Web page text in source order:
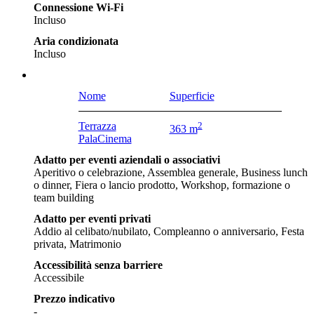
Connessione Wi-Fi
Incluso
Aria condizionata
Incluso
Nome Superficie
Terrazza
PalaCinema
363 m2
Adatto per eventi aziendali o associativi
Aperitivo o celebrazione, Assemblea generale, Business lunch
o dinner, Fiera o lancio prodotto, Workshop, formazione o
team building
Adatto per eventi privati
Addio al celibato/nubilato, Compleanno o anniversario, Festa
privata, Matrimonio
Accessibilità senza barriere
Accessibile
Prezzo indicativo
-